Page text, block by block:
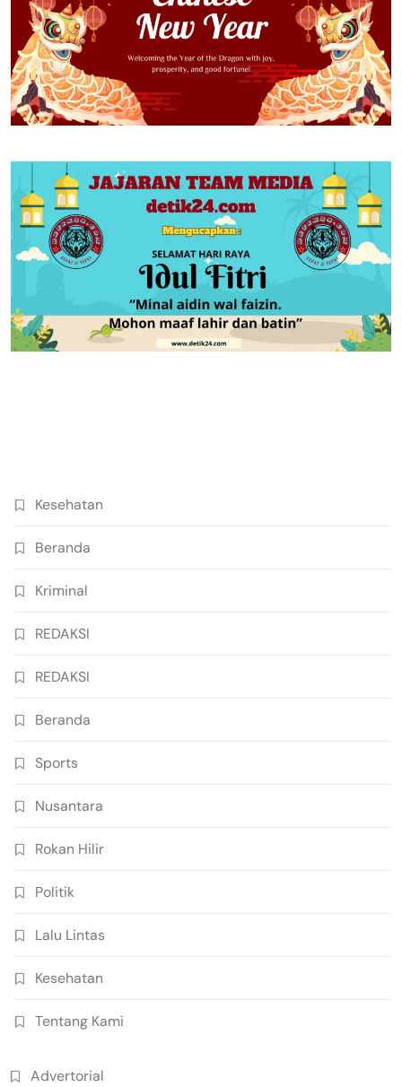
Kesehatan
Beranda
Kriminal
REDAKSI
REDAKSI
Beranda
Sports
Nusantara
Rokan Hilir
Politik
Lalu Lintas
Kesehatan
Tentang Kami
Advertorial